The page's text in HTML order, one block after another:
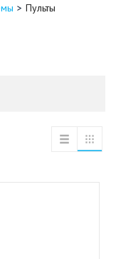
Пульты